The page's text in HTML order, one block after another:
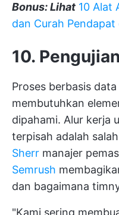
Bonus: Lihat 10 Alat
dan Curah
10.
Proses berbasis
membutuhkan
dipahami. Alur kerja
terpisah adalah
Sherr manajer
Semrush
dan bagaimana
"Kami sering